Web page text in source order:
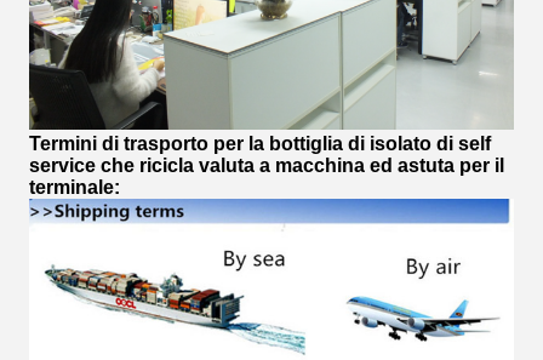
Termini di trasporto per la bottiglia di isolato di self
service che ricicla valuta a macchina ed astuta per il
terminale: